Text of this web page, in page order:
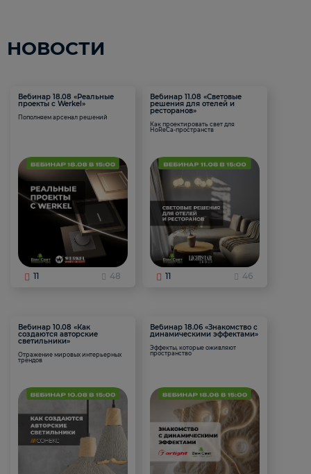
НОВОСТИ
Вебинар 18.08 «Реальные
проекты с Werkel»
Пополняем арсенал решений
11 48
Вебинар 11.08 «Световые
решения для отелей и
ресторанов»
Как проектировать свет для
HoReCa-пространств
11 46
Вебинар 10.08 «Как
создаются авторские
светильники»
Отражение мировых интерьерных
трендов
Вебинар 18.06 «Знакомство с
динамическими эффектами»
Эффекты, которые оживляют
пространство